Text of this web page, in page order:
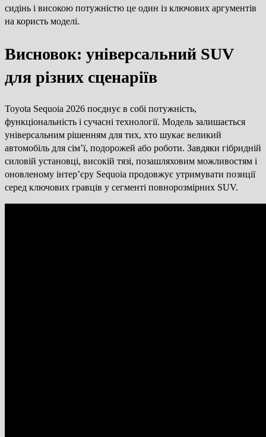
сидінь і високою потужністю це один із ключових аргументів
на користь моделі.
Висновок: універсальний SUV
для різних сценаріїв
Toyota Sequoia 2026 поєднує в собі потужність,
функціональність і сучасні технології. Модель залишається
універсальним рішенням для тих, хто шукає великий
автомобіль для сім’ї, подорожей або роботи. Завдяки гібридній
силовій установці, високій тязі, позашляховим можливостям і
оновленому інтер’єру Sequoia продовжує утримувати позиції
серед ключових гравців у сегменті повнорозмірних SUV.